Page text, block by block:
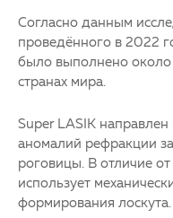
Согласно данным
проведённого в 2022
было выполнено
странах мира.
Super LASIK
аномалий рефракции
роговицы. В отличие
использует
формирования лоскута.